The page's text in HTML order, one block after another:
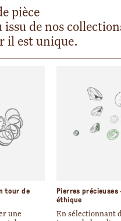
pièce
issu de nos
il est unique.
tour de
une
Pierres précieuses
éthique
En sélectionnant